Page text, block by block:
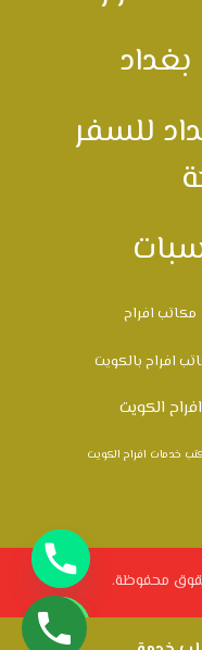
للسفر
مكاتب افراح
افراح بالكويت
الكويت
خدمات افراح الكويت